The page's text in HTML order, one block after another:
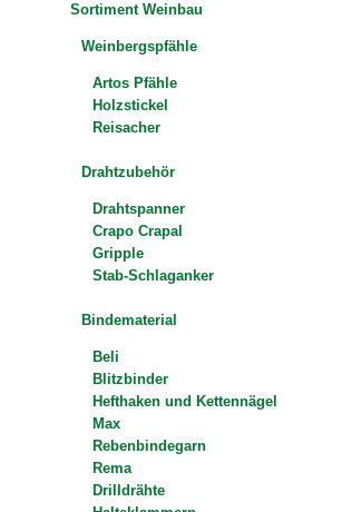
Sortiment Weinbau
Weinbergspfähle
Artos Pfähle
Holzstickel
Reisacher
Drahtzubehör
Drahtspanner
Crapo Crapal
Gripple
Stab-Schlaganker
Bindematerial
Beli
Blitzbinder
Hefthaken und Kettennägel
Max
Rebenbindegarn
Rema
Drilldrähte